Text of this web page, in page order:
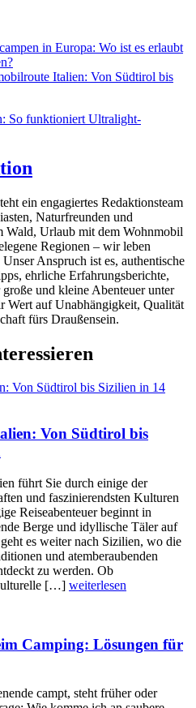
in Europa: Wo ist es erlaubt
Italien: Von Südtirol bis
ein engagiertes Redaktionsteam
Naturfreunden und
Wald, Urlaub mit dem Wohnmobil
Regionen – wir leben
Anspruch ist es, authentische
ehrliche Erfahrungsberichte,
und kleine Abenteuer unter
Wert auf Unabhängigkeit, Qualität
fürs Draußensein.
Von Südtirol bis
führt Sie durch einige der
und faszinierendsten Kulturen
Reiseabenteuer beginnt in
Berge und idyllische Täler auf
es weiter nach Sizilien, wo die
und atemberaubenden
zu werden. Ob
[…] weiterlesen
Camping: Lösungen für
campt, steht früher oder